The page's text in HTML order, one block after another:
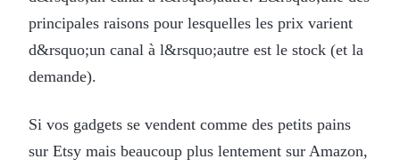
principales raisons pour lesquelles les prix varient
d&rsquo;un canal à l&rsquo;autre est le stock (et la
demande).
Si vos gadgets se vendent comme des petits pains
sur Etsy mais beaucoup plus lentement sur Amazon,